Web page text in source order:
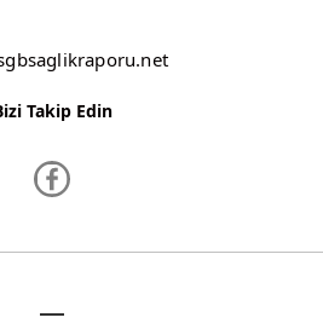
Takip Edin